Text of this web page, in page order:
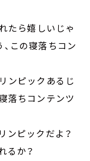
たら嬉しいじゃ
この寝落ちコン
ンピックあるじ
落ちコンテンツ
ンピックだよ？
るか？